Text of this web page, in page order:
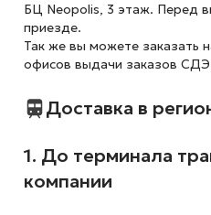
БЦ Neopolis, 3 этаж. Перед
приезде.
Так же вы можете заказать
офисов выдачи заказов
Доставка в
1. До терминала
компании